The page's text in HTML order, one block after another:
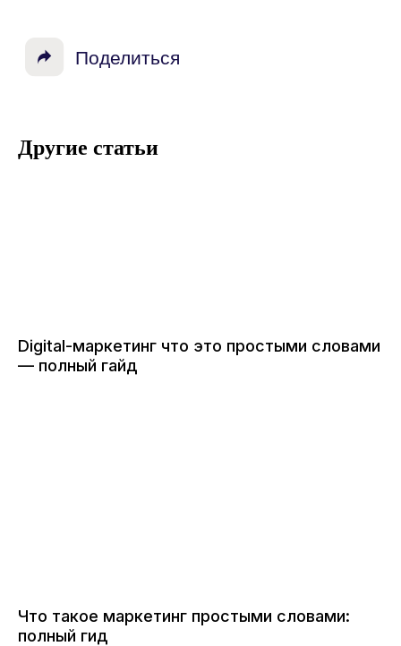
Другие статьи
Digital-маркетинг что это простыми словами
— полный гайд
Что такое маркетинг простыми словами:
полный гид